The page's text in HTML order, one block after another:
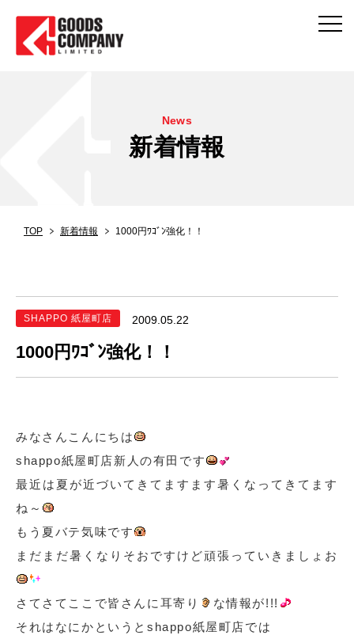
News
新着情報
TOP 新着情報 1000円ﾜｺﾞﾝ強化！！
SHAPPO 紙屋町店 2009.05.22
1000円ﾜｺﾞﾝ強化！！
みなさんこんにちは
shappo紙屋町店新人の有田です
最近は夏が近づいてきてますます暑くなってきてます
ね～
もう夏バテ気味です
まだまだ暑くなりそおですけど頑張っていきましょお
さてさてここで皆さんに耳寄り
な情報が!!!
それはなにかというとshappo紙屋町店では